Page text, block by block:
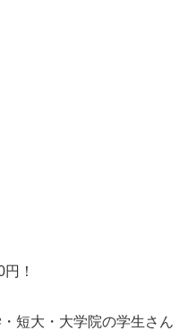
！
短大・大学院の学生さん